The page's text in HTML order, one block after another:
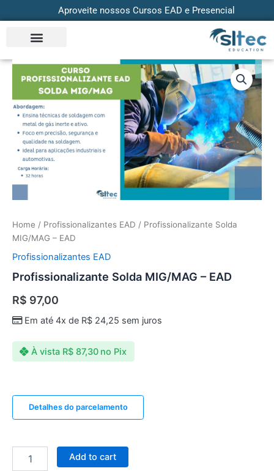
to
content
Aproveite nossos Cursos EAD e Presencial
Home / Profissionalizantes EAD / Profissionalizante Solda
MIG/MAG – EAD
Profissionalizantes EAD
Profissionalizante Solda MIG/MAG – EAD
R$ 97,00
Em até 4x de R$24,25 sem juros
À vista R$87,30 no Pix
Detalhes do parcelamento
Profissionalizante
Solda
MIG/MAG
-
EAD
quantity
Add to cart